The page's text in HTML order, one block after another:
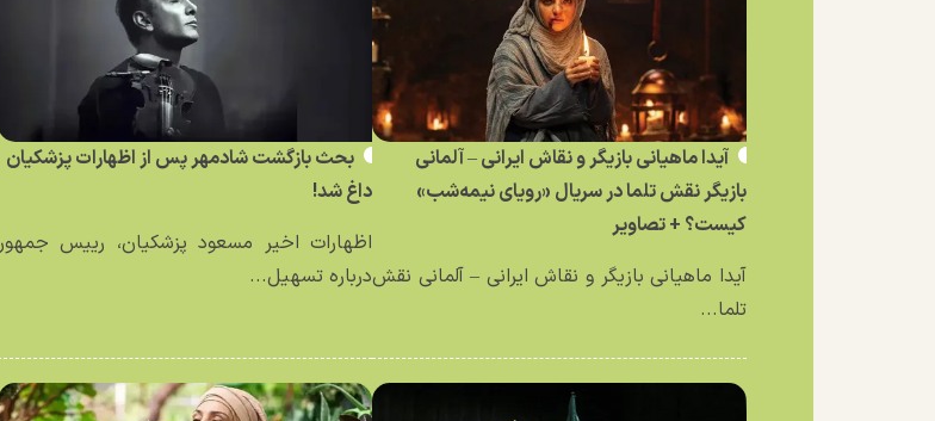
آیدا ماهیانی بازیگر و نقاش ایرانی – آلمانی
بازیگر نقش تلما در سریال «رویای نیمه‌شب»
کیست؟ + تصاویر
آیدا ماهیانی بازیگر و نقاش ایرانی – آلمانی نقش
تلما...
بحث بازگشت شادمهر پس از اظهارات پزشکیان
داغ شد!
اظهارات اخیر مسعود پزشکیان، رییس جمهور
درباره تسهیل...